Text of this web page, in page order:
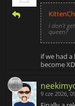
i don't
queen?
if we had
become XD
9 cze 2026,